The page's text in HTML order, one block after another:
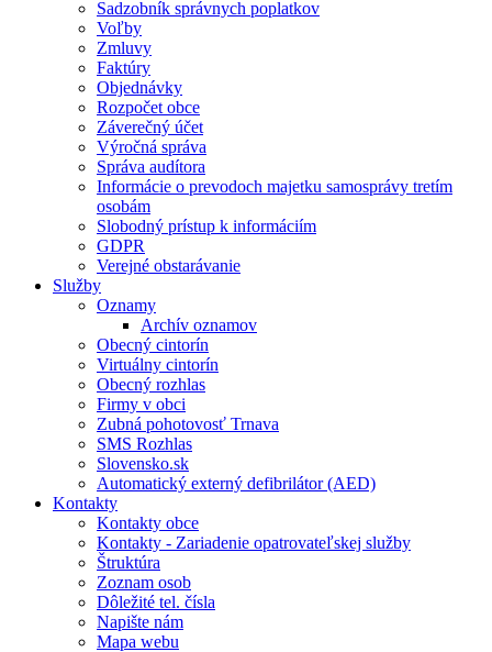
Sadzobník správnych poplatkov
Voľby
Zmluvy
Faktúry
Objednávky
Rozpočet obce
Záverečný účet
Výročná správa
Správa audítora
Informácie o prevodoch majetku samosprávy tretím
osobám
Slobodný prístup k informáciím
GDPR
Verejné obstarávanie
Služby
Oznamy
Archív oznamov
Obecný cintorín
Virtuálny cintorín
Obecný rozhlas
Firmy v obci
Zubná pohotovosť Trnava
SMS Rozhlas
Slovensko.sk
Automatický externý defibrilátor (AED)
Kontakty
Kontakty obce
Kontakty - Zariadenie opatrovateľskej služby
Štruktúra
Zoznam osob
Dôležité tel. čísla
Napište nám
Mapa webu